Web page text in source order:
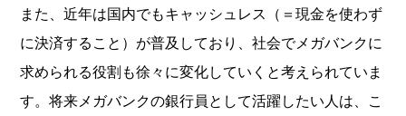
また、近年は国内でもキャッシュレス（＝現金を使わず
に決済すること）が普及しており、社会でメガバンクに
求められる役割も徐々に変化していくと考えられていま
す。将来メガバンクの銀行員として活躍したい人は、こ